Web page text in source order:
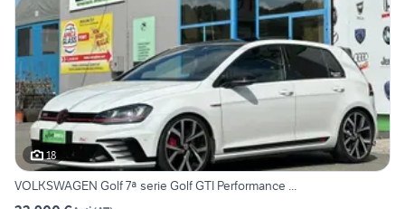
18
VOLKSWAGEN Golf 7ª serie Golf GTI Performance ...